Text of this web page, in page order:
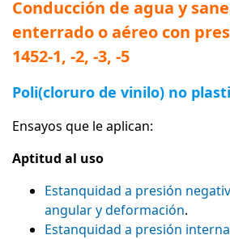
Conducción de agua y
enterrado o aéreo con
1452-1, -2, -3, -5
Poli(cloruro de vinilo) no
Ensayos que le aplican:
Aptitud al uso
Estanquidad a presión
angular y deformación.
Estanquidad a presión